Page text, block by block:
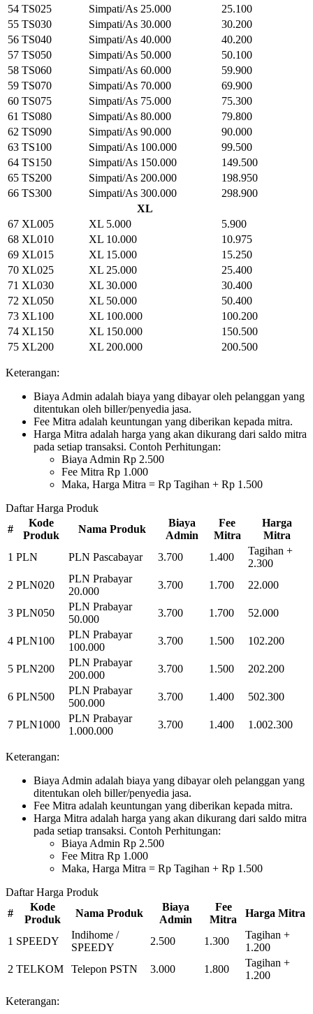
54 TS025 Simpati/As 25.000
25.100
55 TS030 Simpati/As 30.000
30.200
56 TS040 Simpati/As 40.000
40.200
57 TS050 Simpati/As 50.000
50.100
58 TS060 Simpati/As 60.000
59.900
59 TS070 Simpati/As 70.000
69.900
60 TS075 Simpati/As 75.000
75.300
61 TS080 Simpati/As 80.000
79.800
62 TS090 Simpati/As 90.000
90.000
63 TS100 Simpati/As 100.000
99.500
64 TS150 Simpati/As 150.000
149.500
65 TS200 Simpati/As 200.000
198.950
66 TS300 Simpati/As 300.000
298.900
XL
67 XL005 XL 5.000
5.900
68 XL010 XL 10.000
10.975
69 XL015 XL 15.000
15.250
70 XL025 XL 25.000
25.400
71 XL030 XL 30.000
30.400
72 XL050 XL 50.000
50.400
73 XL100 XL 100.000
100.200
74 XL150 XL 150.000
150.500
75 XL200 XL 200.000 200.500
Keterangan:
Biaya Admin adalah biaya yang dibayar oleh pelanggan yang
ditentukan oleh biller/penyedia jasa.
Fee Mitra adalah keuntungan yang diberikan kepada mitra.
Harga Mitra adalah harga yang akan dikurang dari saldo mitra
pada setiap transaksi. Contoh Perhitungan:
Biaya Admin Rp 2.500
Fee Mitra Rp 1.000
Maka, Harga Mitra = Rp Tagihan + Rp 1.500
Daftar Harga Produk
#
Kode
Produk
Nama Produk
Biaya
Admin
Fee
Mitra
Harga
Mitra
1 PLN PLN Pascabayar 3.700 1.400
Tagihan +
2.300
2 PLN020
PLN Prabayar
20.000
3.700 1.700 22.000
3 PLN050
PLN Prabayar
50.000
3.700 1.700 52.000
4 PLN100
PLN Prabayar
100.000
3.700 1.500 102.200
5 PLN200
PLN Prabayar
200.000
3.700 1.500 202.200
6 PLN500
PLN Prabayar
500.000
3.700 1.400 502.300
7 PLN1000
PLN Prabayar
1.000.000
3.700 1.400 1.002.300
Keterangan:
Biaya Admin adalah biaya yang dibayar oleh pelanggan yang
ditentukan oleh biller/penyedia jasa.
Fee Mitra adalah keuntungan yang diberikan kepada mitra.
Harga Mitra adalah harga yang akan dikurang dari saldo mitra
pada setiap transaksi. Contoh Perhitungan:
Biaya Admin Rp 2.500
Fee Mitra Rp 1.000
Maka, Harga Mitra = Rp Tagihan + Rp 1.500
Daftar Harga Produk
#
Kode
Produk
Nama Produk
Biaya
Admin
Fee
Mitra
Harga Mitra
1 SPEEDY
Indihome /
SPEEDY
2.500 1.300
Tagihan +
1.200
2 TELKOM Telepon PSTN 3.000 1.800
Tagihan +
1.200
Keterangan: